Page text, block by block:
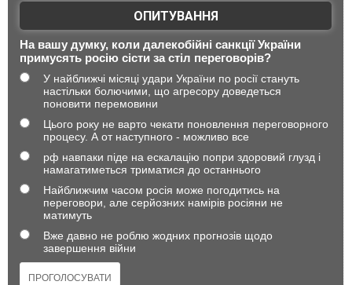
ОПИТУВАННЯ
На вашу думку, коли далекобійні санкції України
примусять росію сісти за стіл переговорів?
У найближчі місяці удари України по росії стануть
настільки болючими, що агресору доведеться
поновити перемовини
Цього року не варто чекати поновлення переговорного
процесу. А от наступного - можливо все
рф навпаки піде на ескалацію попри здоровий глузд і
намагатиметься триматися до останнього
Найближчим часом росія може погодитись на
переговори, але серйозних намірів росіяни не
матимуть
Вже давно не роблю жодних прогнозів щодо
завершення війни